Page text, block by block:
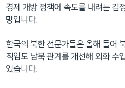
경제 개방 정책에 속도를 내려는 김
망입니다.
한국의 북한 전문가들은 올해 들어
직임도 남북 관계를 개선해 외화 수
있습니다.